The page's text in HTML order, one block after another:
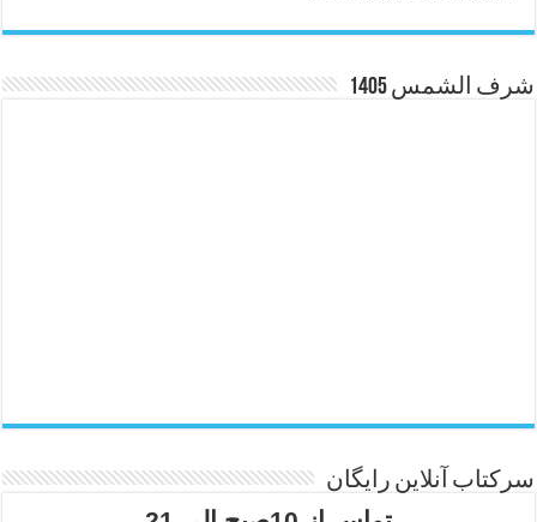
شرف الشمس 1405
سرکتاب آنلاین رایگان